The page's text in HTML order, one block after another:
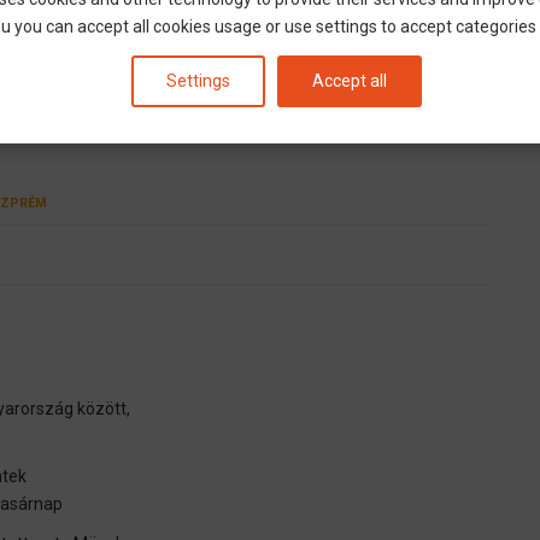
között,
you can accept all cookies usage or use settings to accept categories
Settings Accept all